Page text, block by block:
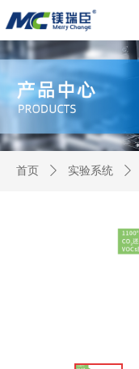
首页 ꄲ 实验系统 ꄲ